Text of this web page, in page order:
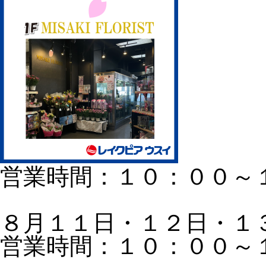
営業時間：１０：００～
８月１１日・１２日・１
営業時間：１０：００～